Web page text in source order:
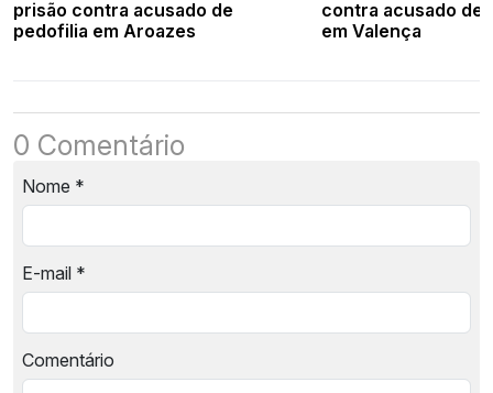
prisão contra acusado de
pedofilia em Aroazes
contra acusado de
em Valença
0 Comentário
Nome *
E-mail *
Comentário